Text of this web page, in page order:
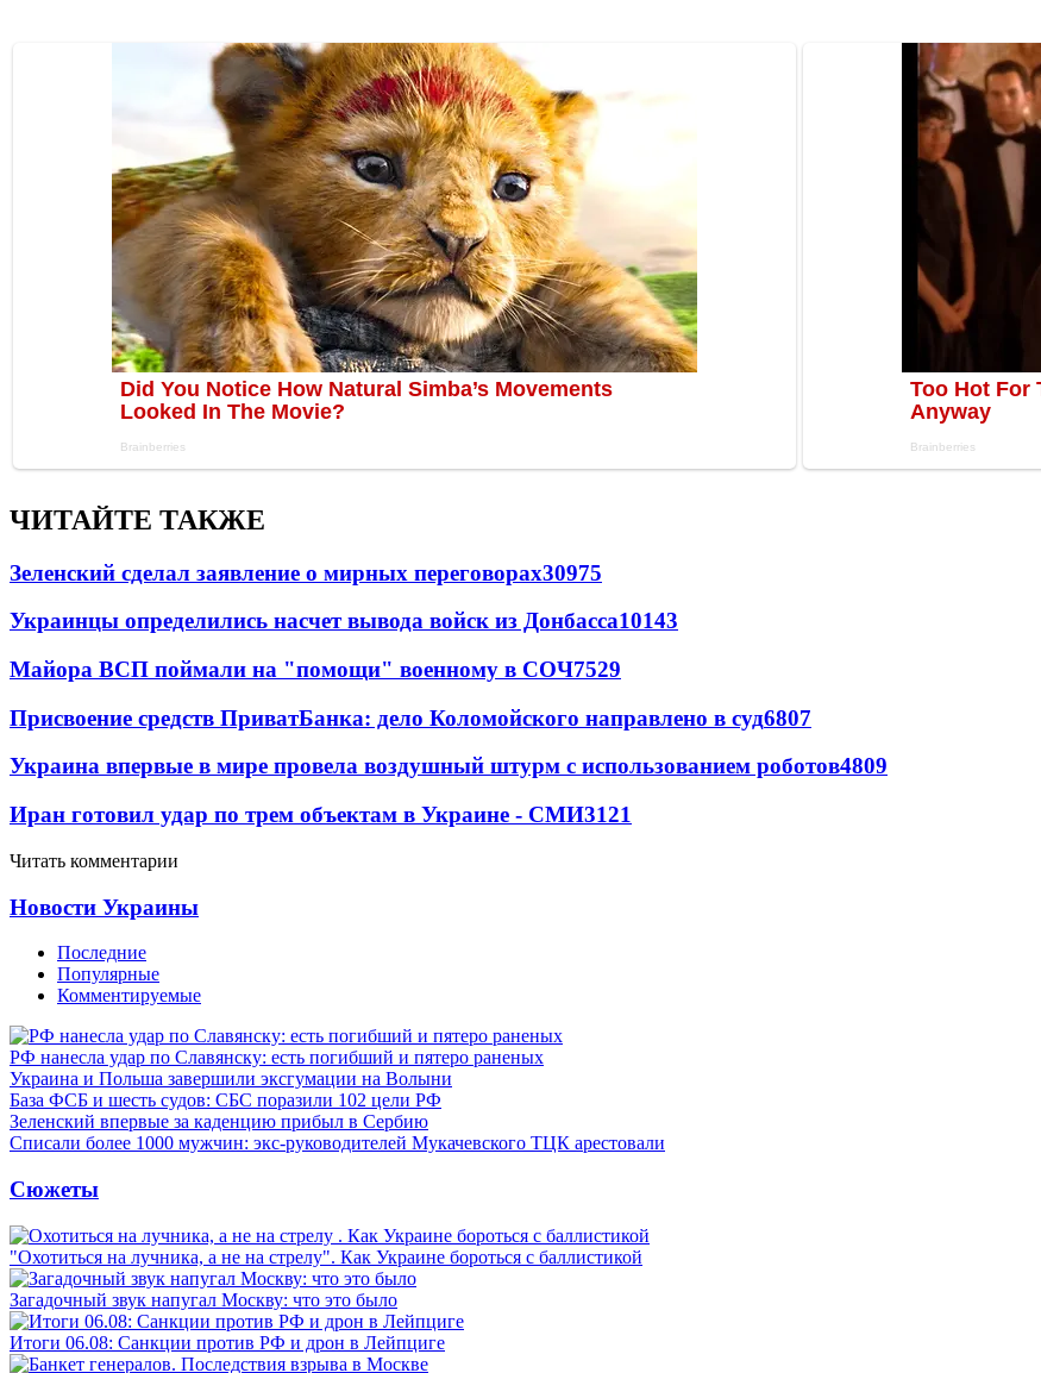
ЧИТАЙТЕ ТАКЖЕ
Зеленский сделал заявление о мирных переговорах30975
Украинцы определились насчет вывода войск из Донбасса10143
Майора ВСП поймали на "помощи" военному в СОЧ7529
Присвоение средств ПриватБанка: дело Коломойского направлено в суд6807
Украина впервые в мире провела воздушный штурм с использованием роботов4809
Иран готовил удар по трем объектам в Украине - СМИ3121
Читать комментарии
Новости Украины
Последние
Популярные
Комментируемые
РФ нанесла удар по Славянску: есть погибший и пятеро раненых
Украина и Польша завершили эксгумации на Волыни
База ФСБ и шесть судов: СБС поразили 102 цели РФ
Зеленский впервые за каденцию прибыл в Сербию
Списали более 1000 мужчин: экс-руководителей Мукачевского ТЦК арестовали
Сюжеты
"Охотиться на лучника, а не на стрелу". Как Украине бороться с баллистикой
Загадочный звук напугал Москву: что это было
Итоги 06.08: Санкции против РФ и дрон в Лейпциге